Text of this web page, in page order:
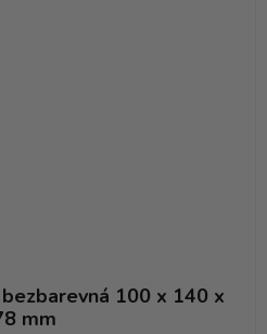
100 x 140 x
mm